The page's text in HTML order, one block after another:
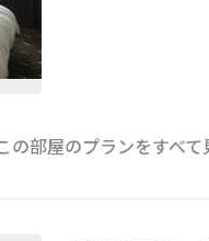
の部屋のプランをすべて